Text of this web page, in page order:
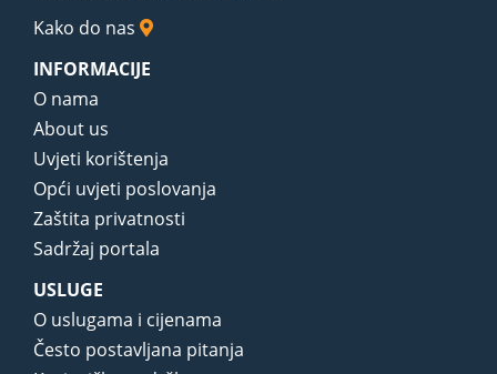
Kako do nas
INFORMACIJE
O nama
About us
Uvjeti korištenja
Opći uvjeti poslovanja
Zaštita privatnosti
Sadržaj portala
USLUGE
O uslugama i cijenama
Često postavljana pitanja